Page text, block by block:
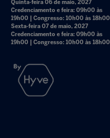
Quinta-feira 06 de maio, 2027
Credenciamento e feira: 09h00 às
19h00 | Congresso: 10h00 às 18h00
Sexta-feira 07 de maio, 2027
Credenciamento e feira: 09h00 às
19h00 | Congresso: 10h00 às 18h00